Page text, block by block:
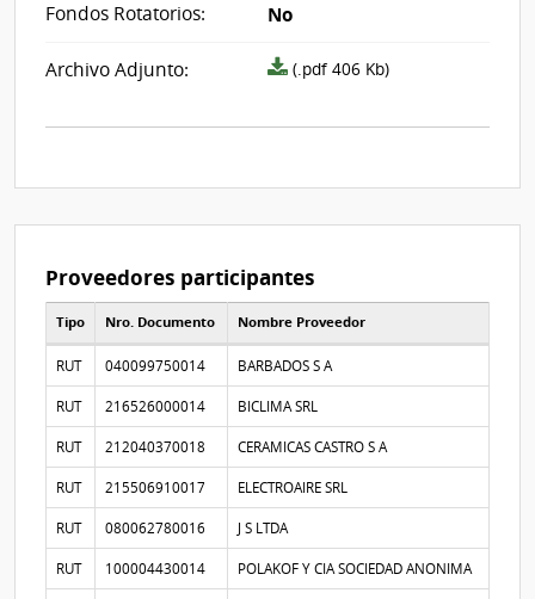
Fondos Rotatorios: No
Archivo Adjunto:
Archivo
acta_1338300.pdf
(.pdf 406 Kb)
Proveedores participantes
Tipo Nro. Documento Nombre Proveedor
RUT 040099750014 BARBADOS S A
RUT 216526000014 BICLIMA SRL
RUT 212040370018 CERAMICAS CASTRO S A
RUT 215506910017 ELECTROAIRE SRL
RUT 080062780016 J S LTDA
RUT 100004430014 POLAKOF Y CIA SOCIEDAD ANONIMA